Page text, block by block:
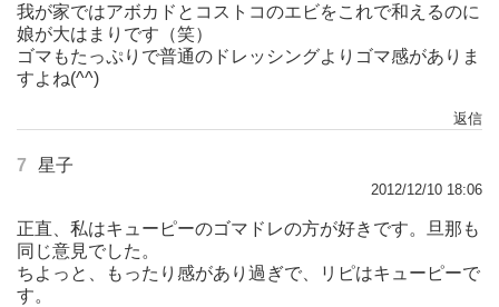
我が家ではアボカドとコストコのエビをこれで和えるのに
娘が大はまりです（笑）
ゴマもたっぷりで普通のドレッシングよりゴマ感がありま
すよね(^^)
返信
7 星子
2012/12/10 18:06
正直、私はキューピーのゴマドレの方が好きです。旦那も
同じ意見でした。
ちよっと、もったり感があり過ぎで、リピはキューピーで
す。